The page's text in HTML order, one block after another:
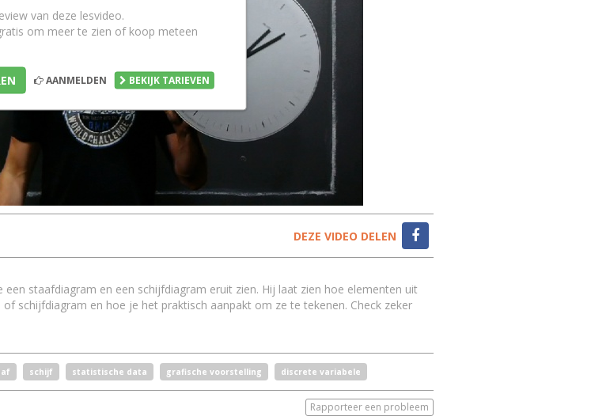
van deze lesvideo.
om meer te zien of koop meteen
AANMELDEN BEKIJK TARIEVEN
DEZE VIDEO DELEN
staafdiagram en een schijfdiagram eruit zien. Hij laat zien hoe elementen uit
schijfdiagram en hoe je het praktisch aanpakt om ze te tekenen. Check zeker
schijf statistische data grafische voorstelling discrete variabele
Rapporteer een probleem